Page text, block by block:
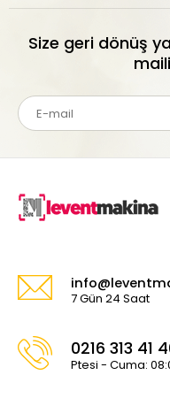
Size geri dönüş
7 Gün 24 Saat
0216 313 41
Ptesi - Cuma: